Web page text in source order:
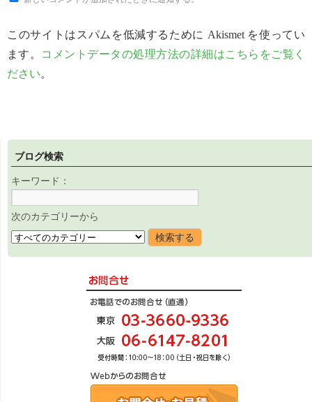
このサイトはスパムを低減するために Akismet を使ってい
ます。 コメントデータの処理方法の詳細はこちらをご覧く
ださい。
ブログ検索
キーワード：
次のカテゴリーから